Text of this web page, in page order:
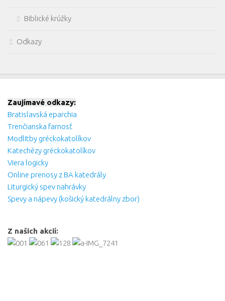
Biblické krúžky
Odkazy
Zaujímavé odkazy:
Bratislavská eparchia
Trenčianska farnosť
Modlitby gréckokatolíkov
Katechézy gréckokatolíkov
Viera logicky
Online prenosy z BA katedrály
Liturgický spev nahrávky
Spevy a nápevy (košický katedrálny zbor)
Z našich akcií: